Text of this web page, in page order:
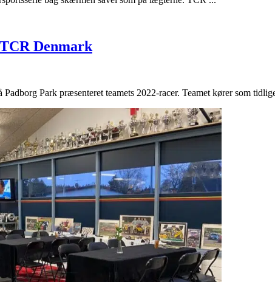
Denmark
Park præsenteret teamets 2022-racer. Teamet kører som